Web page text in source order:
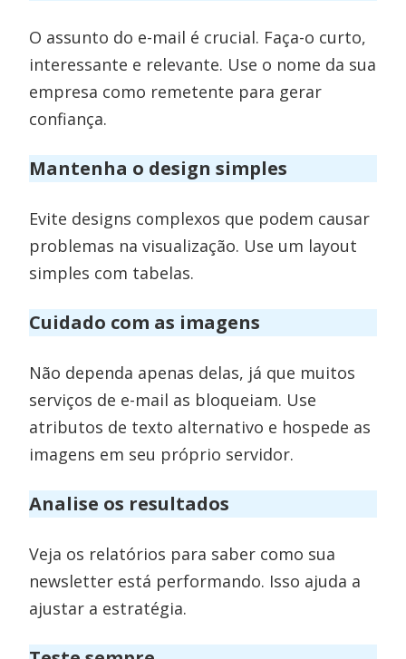
O assunto do e-mail é crucial. Faça-o curto,
interessante e relevante. Use o nome da sua
empresa como remetente para gerar
confiança.
Mantenha o design simples
Evite designs complexos que podem causar
problemas na visualização. Use um layout
simples com tabelas.
Cuidado com as imagens
Não dependa apenas delas, já que muitos
serviços de e-mail as bloqueiam. Use
atributos de texto alternativo e hospede as
imagens em seu próprio servidor.
Analise os resultados
Veja os relatórios para saber como sua
newsletter está performando. Isso ajuda a
ajustar a estratégia.